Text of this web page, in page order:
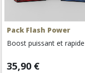
Pack Flash Power
Boost puissant et rapide
Prix
35,90 €